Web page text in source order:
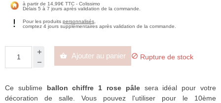
à partir de 14,99€ TTC - Colissimo
Délais 5 à 7 jours après validation de la commande.
Pour les produits personnalisés
comptez 4 jours supplémentaires après validation de la commande.
 Ajouter au panier  Rupture de stock
Ce sublime ballon chiffre 1 rose pâlesera idéal pour votre
décoration de salle. Vous pouvez l'utiliser pour le 10ème